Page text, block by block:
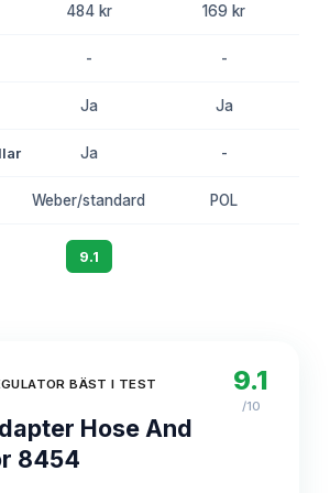
484 kr 169 kr
- -
Ja Ja
Ja -
Weber/standard POL
9.1
BÄST I TEST
Hose And
8454
9.1
/10